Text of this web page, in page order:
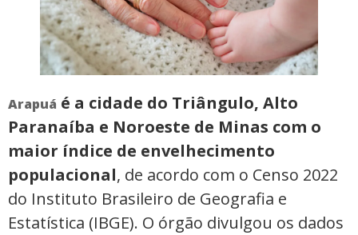
Arapuá é a cidade do Triângulo, Alto
Paranaíba e Noroeste de Minas com o
maior índice de envelhecimento
populacional, de acordo com o Censo 2022
do Instituto Brasileiro de Geografia e
Estatística (IBGE). O órgão divulgou os dados